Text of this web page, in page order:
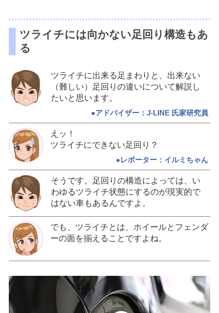
ツライチには向かない足回り構造もあ
る
ツライチに出来る足まわりと、出来ない
（難しい）足回りの違いについて解説し
たいと思います。
●アドバイザー：J-LINE 氏家研究員
えッ！
ツライチにできない足回り？
●レポーター：イルミちゃん
そうです。足回りの構造によっては、い
わゆるツライチ状態にするのが現実的で
はない車もあるんですよ。
でも、ツライチとは、ホイールとフェンダ
ーの面を揃えることですよね。